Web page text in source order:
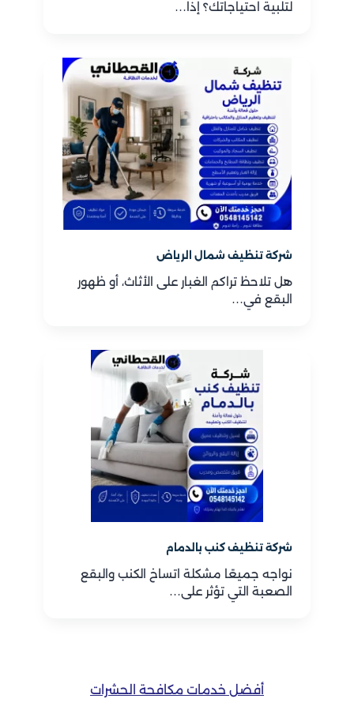
لتلبية احتياجاتك؟ إذا…
شركة تنظيف شمال الرياض
هل تلاحظ تراكم الغبار على الأثاث، أو ظهور
البقع في…
شركة تنظيف كنب بالدمام
نواجه جميعًا مشكلة اتساخ الكنب والبقع
الصعبة التي تؤثر على…
أفضل خدمات مكافحة الحشرات